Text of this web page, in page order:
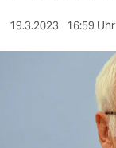
19.3.2023 16:59 Uhr